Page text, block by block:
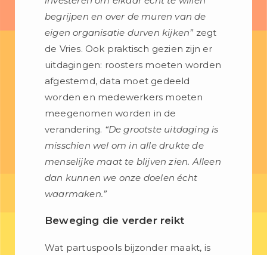
begrijpen en over de muren van de
eigen organisatie durven kijken” zegt
de Vries. Ook praktisch gezien zijn er
uitdagingen: roosters moeten worden
afgestemd, data moet gedeeld
worden en medewerkers moeten
meegenomen worden in de
verandering. “De grootste uitdaging is
misschien wel om in alle drukte de
menselijke maat te blijven zien. Alleen
dan kunnen we onze doelen écht
waarmaken.”
Beweging die verder reikt
Wat partuspools bijzonder maakt, is